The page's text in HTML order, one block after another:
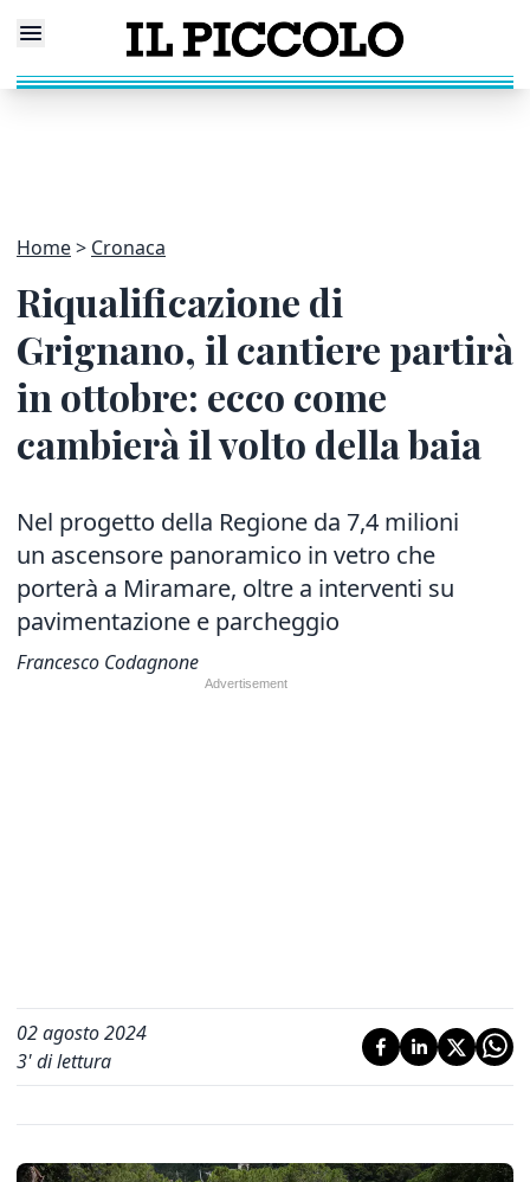
Home Cronaca
Riqualificazione di
Grignano, il cantiere partirà
in ottobre: ecco come
cambierà il volto della baia
Nel progetto della Regione da 7,4 milioni
un ascensore panoramico in vetro che
porterà a Miramare, oltre a interventi su
pavimentazione e parcheggio
Francesco Codagnone
02 agosto 2024
3' di lettura